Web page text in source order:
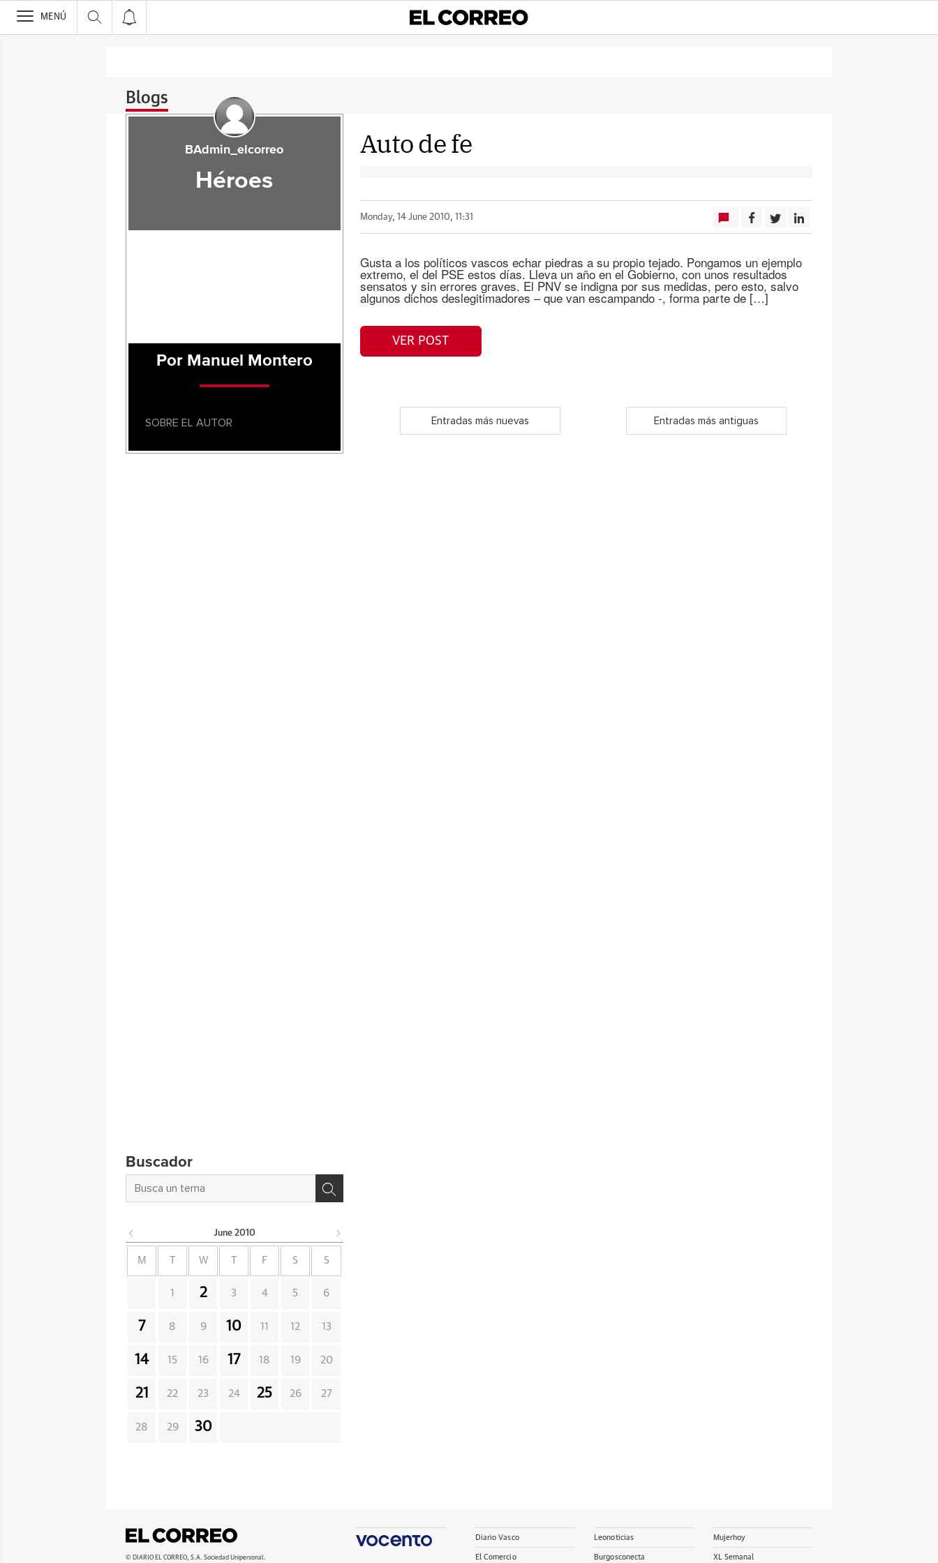
>
MENÚ
Blogs
Auto de fe
Monday, 14 June 2010, 11:31
Gusta a los políticos vascos echar piedras a su propio tejado. Pongamos un ejemplo
extremo, el del PSE estos días. Lleva un año en el Gobierno, con unos resultados
sensatos y sin errores graves. El PNV se indigna por sus medidas, pero esto, salvo
algunos dichos deslegitimadores – que van escampando -, forma parte de […]
VER POST
Entradas más nuevas Entradas más antiguas
BAdmin_elcorreo
Héroes
Por Manuel Montero
SOBRE EL AUTOR
Buscador
June 2010
M W F S S
1 2 3 4 5 6
7 8 9 10 11 12 13
14 15 16 17 18 19 20
21 22 23 24 25 26 27
28 29 30
© DIARIO EL CORREO, S.A. Sociedad Unipersonal.
Diario Vasco
El Comercio
Leonoticias
Burgosconecta
Mujerhoy
XL Semanal